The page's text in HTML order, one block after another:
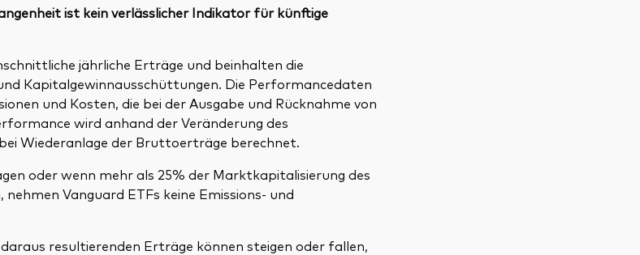
ist kein verlässlicher Indikator für künftige
jährliche Erträge und beinhalten die
Kapitalgewinnausschüttungen. Die Performancedaten
und Kosten, die bei der Ausgabe und Rücknahme von
wird anhand der Veränderung des
Wiederanlage der Bruttoerträge berechnet.
oder wenn mehr als 25% der Marktkapitalisierung des
Vanguard ETFs keine Emissions- und
resultierenden Erträge können steigen oder fallen,